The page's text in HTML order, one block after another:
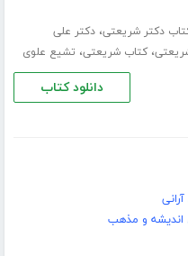
دکتر شریعتی،دکتر علی
،کتاب شریعتی، تشیع علوی
دانلود کتاب
اندیشه و مذهب